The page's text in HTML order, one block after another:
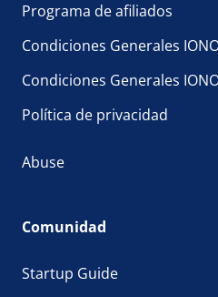
Programa de afiliados
Condiciones Generales
Condiciones Generales
Política de privacidad
Abuse
Comunidad
Startup Guide